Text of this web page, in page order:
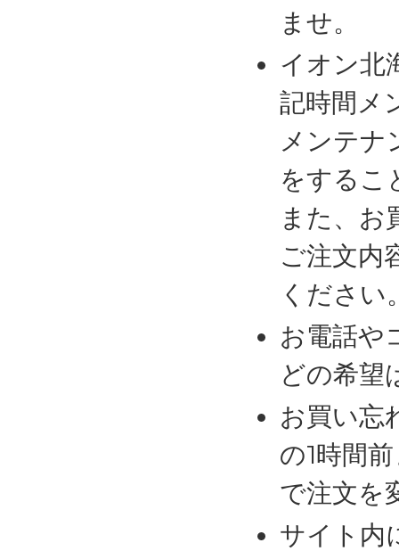
ませ。
イオン北
記時間メ
メンテナ
をするこ
また、お
ご注文内
ください
お電話や
どの希望
お買い忘
の1時間
で注文を
サイト内